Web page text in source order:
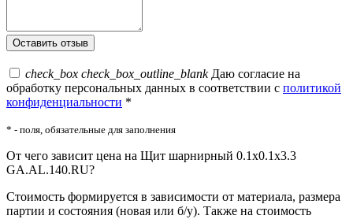
check_box check_box_outline_blankДаю согласие на
обработку персональных данных в соответствии с политикой
конфиденциальности *
* - поля, обязательные для заполнения
От чего зависит цена на Щит шарнирный 0.1х0.1х3.3
GA.AL.140.RU?
Стоимость формируется в зависимости от материала, размера
партии и состояния (новая или б/у). Также на стоимость